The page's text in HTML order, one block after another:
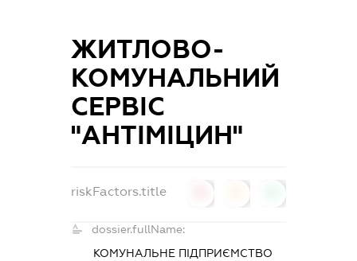
ЖИТЛОВО-
КОМУНАЛЬНИЙ
СЕРВІС
"АНТІМІЦИН"
riskFactors.title
dossier.fullName:
КОМУНАЛЬНЕ ПІДПРИЄМСТВО